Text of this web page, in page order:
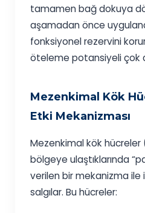
tamamen bağ dokuya
aşamadan önce
fonksiyonel rezervini
öteleme potansiyeli çok
Mezenkimal Kök
Etki Mekanizması
Mezenkimal kök hücreler
bölgeye ulaştıklarında
verilen bir mekanizma
salgılar. Bu hücreler: